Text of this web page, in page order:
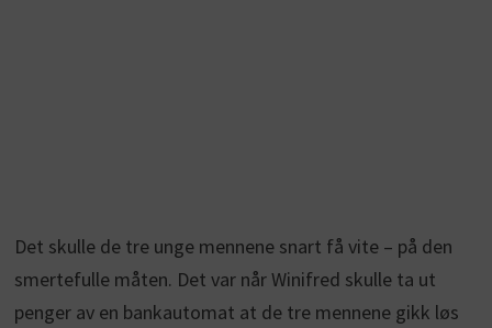
Det skulle de tre unge mennene snart få vite – på den
smertefulle måten. Det var når Winifred skulle ta ut
penger av en bankautomat at de tre mennene gikk løs